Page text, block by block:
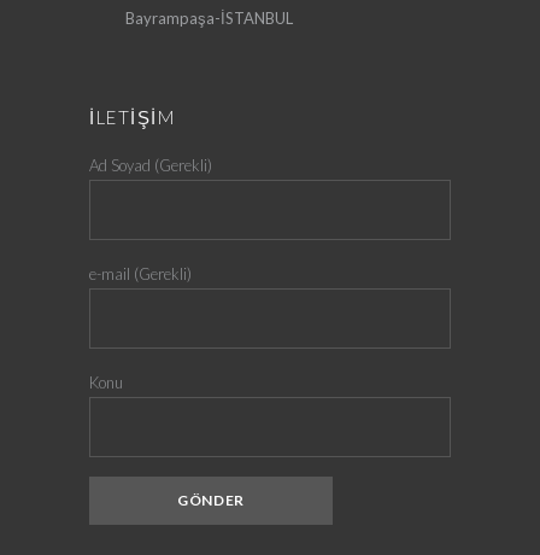
Bayrampaşa-İSTANBUL
İLETİŞİM
Ad Soyad (Gerekli)
e-mail (Gerekli)
Konu